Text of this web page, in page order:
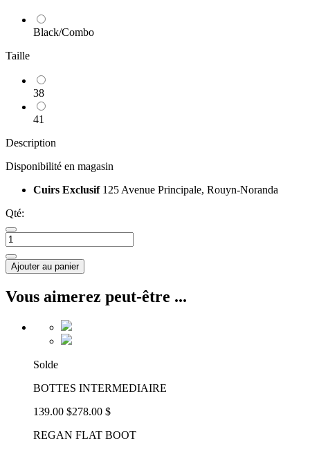
Black/Combo
Taille
38
41
Description
Disponibilité en magasin
Cuirs Exclusif 125 Avenue Principale, Rouyn-Noranda
Qté:
Ajouter au panier
Vous aimerez peut-être ...
Solde
BOTTES INTERMEDIAIRE
139.00 $278.00 $
REGAN FLAT BOOT